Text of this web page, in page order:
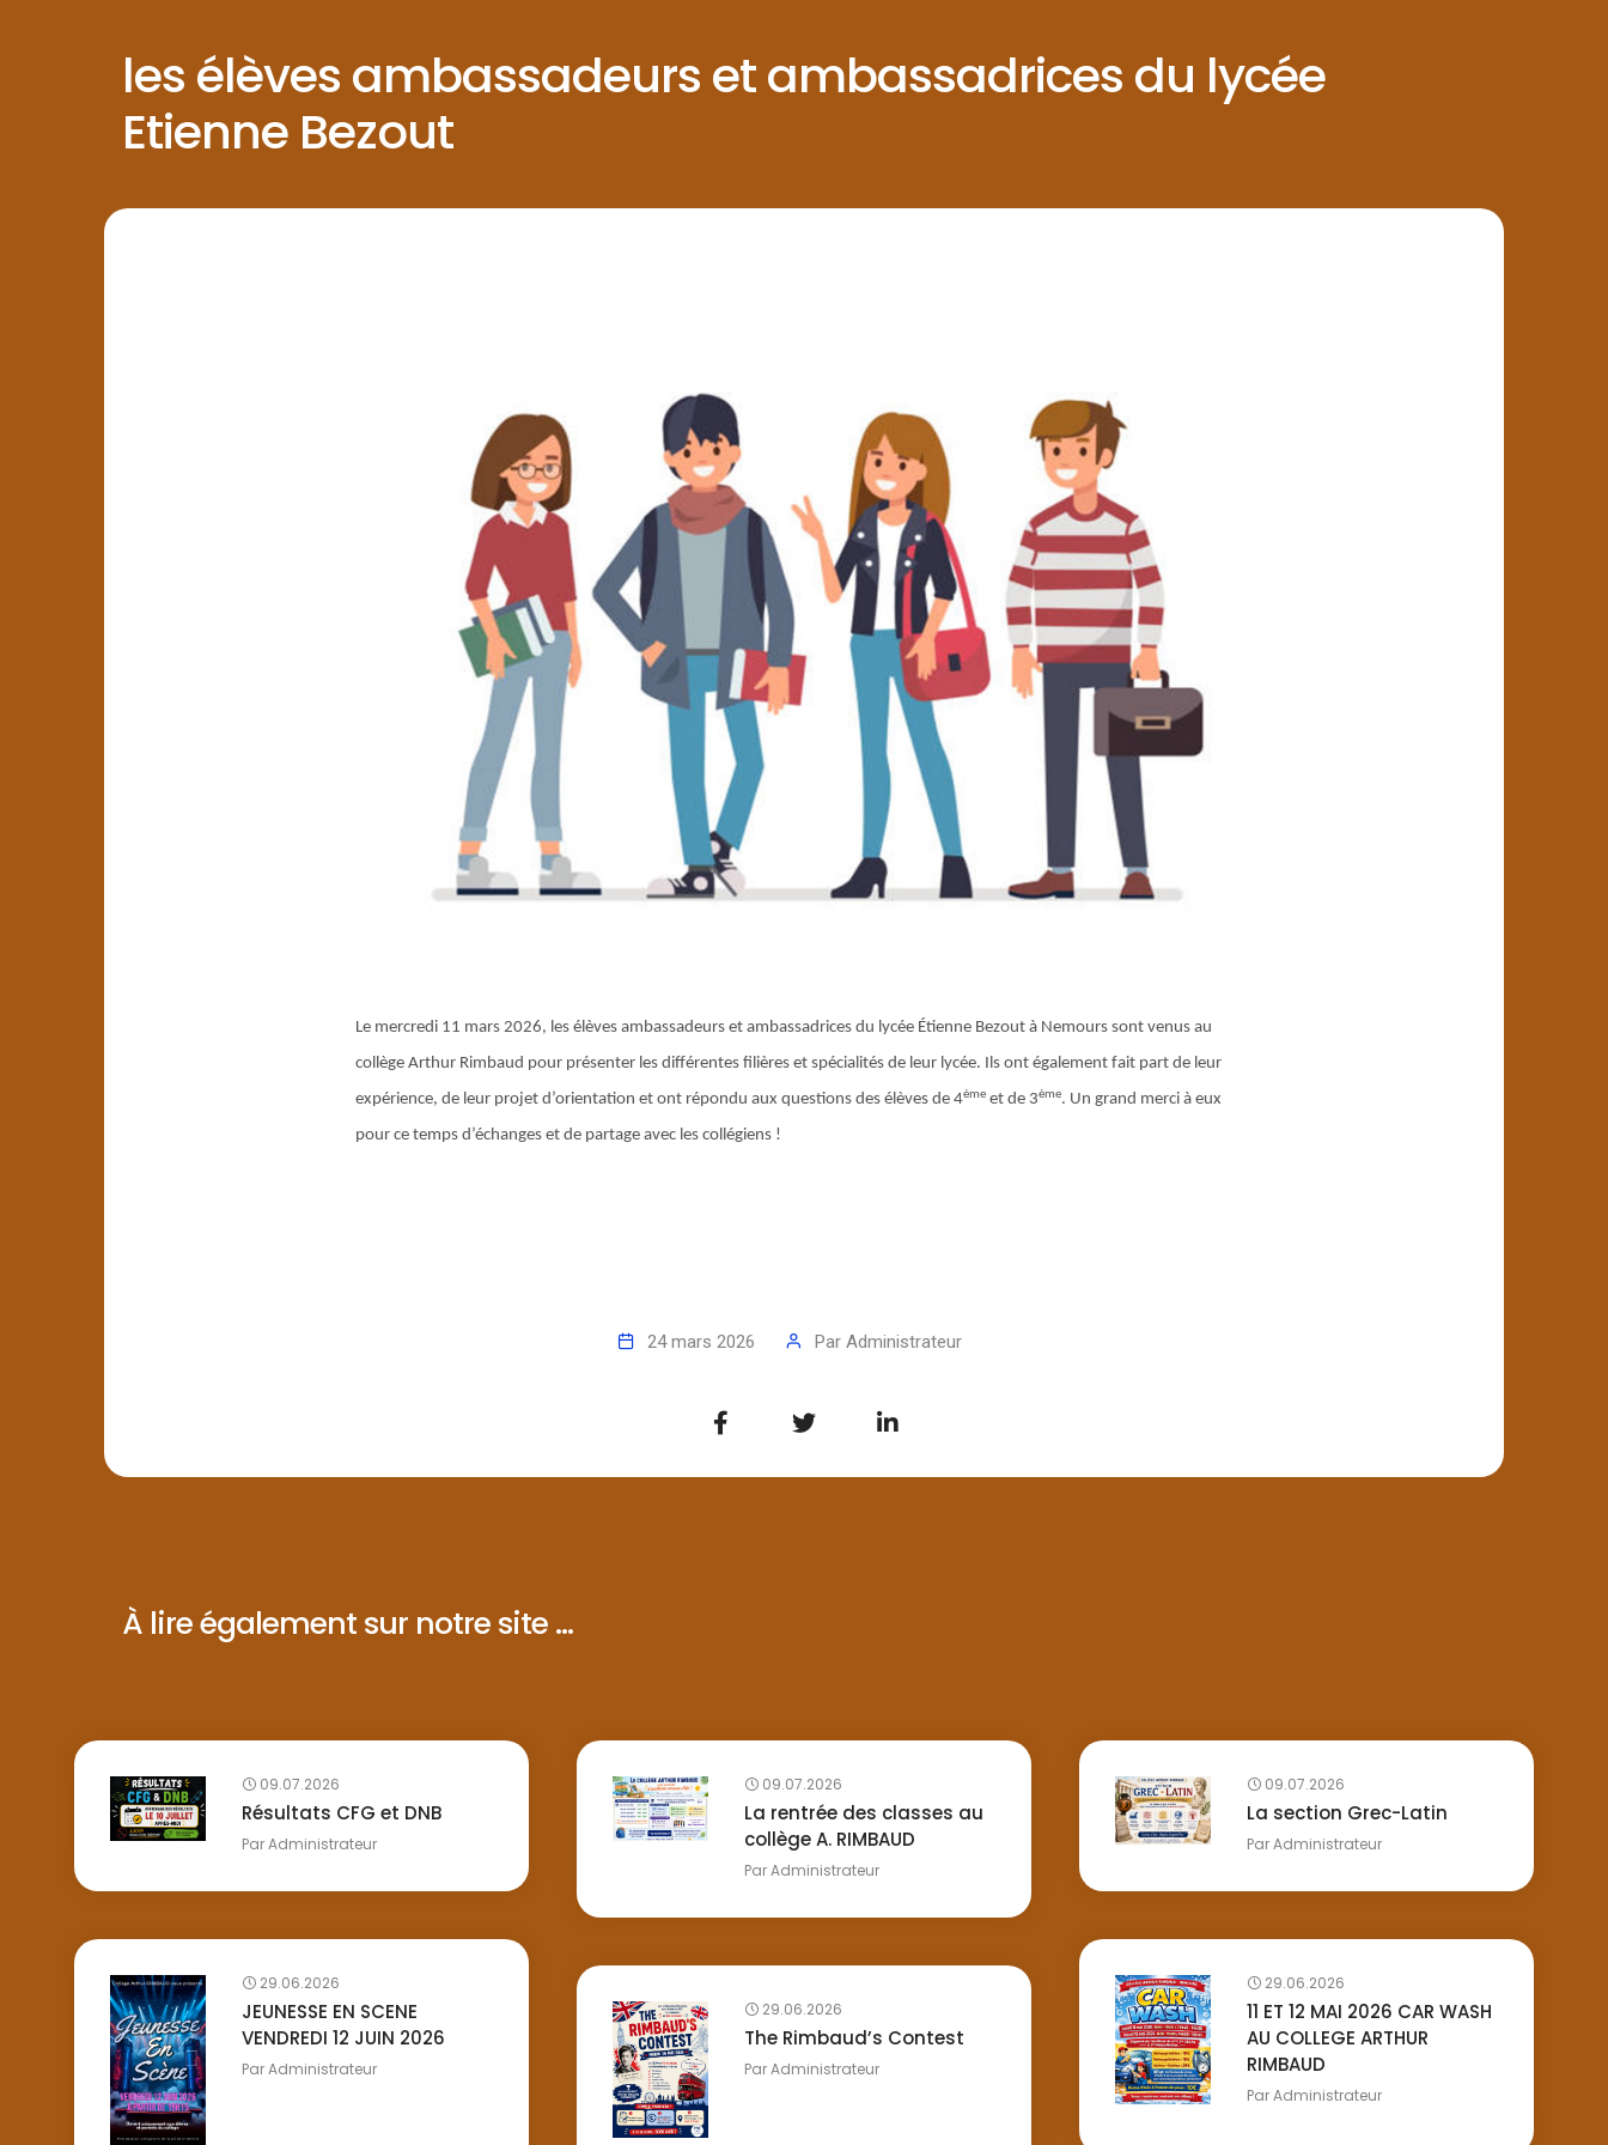
les élèves ambassadeurs et ambassadrices du lycée
Etienne Bezout
Le mercredi 11 mars 2026, les élèves ambassadeurs et ambassadrices du lycée Étienne Bezout à Nemours sont venus au
collège Arthur Rimbaud pour présenter les différentes filières et spécialités de leur lycée. Ils ont également fait part de leur
expérience, de leur projet d’orientation et ont répondu aux questions des élèves de 4ème et de 3ème. Un grand merci à eux
pour ce temps d’échanges et de partage avec les collégiens !
24 mars 2026 Par Administrateur
À lire également sur notre site ...
09.07.2026
Résultats CFG et DNB
ParAdministrateur
09.07.2026
La rentrée des classes au
collège A. RIMBAUD
ParAdministrateur
09.07.2026
La section Grec-Latin
ParAdministrateur
29.06.2026
JEUNESSE EN SCENE
VENDREDI 12 JUIN 2026
ParAdministrateur
29.06.2026
11 ET 12 MAI 2026 CAR WASH
AU COLLEGE ARTHUR
RIMBAUD
ParAdministrateur
29.06.2026
The Rimbaud’s Contest
ParAdministrateur